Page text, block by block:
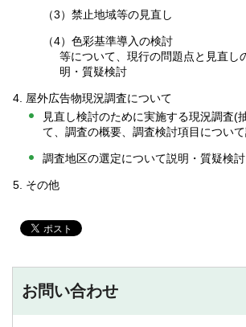
（3）禁止地域等の見直し
（4）色彩基準導入の検討
等について、現行の問題点と見直し
明・質疑検討
屋外広告物現況調査について
見直し検討のために実施する現況調査(
て、調査の概要、調査検討項目につい
調査地区の選定について説明・質疑検討
その他
お問い合わせ